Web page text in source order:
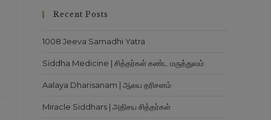
Recent Posts
1008 Jeeva Samadhi Yatra
Siddha Medicine | சித்தர்கள் கண்ட மருத்துவம்
Aalaya Dharisanam | ஆலய தரிசனம்
Miracle Siddhars | அதிசய சித்தர்கள்